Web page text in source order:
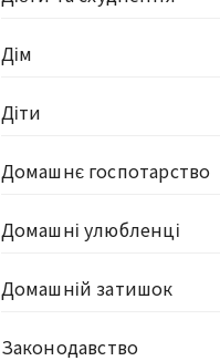
Дім
Діти
Домашнє госпотарство
Домашні улюбленці
Домашній затишок
Законодавство